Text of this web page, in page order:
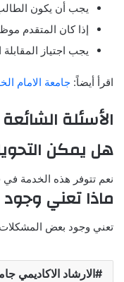
يجب أن يكون
إذا كان المتقدم
يجب اجتياز
اقرأ أيضاً: جامعة الامام
الأسئلة الشائعة
هل يمكن
نعم تتوفر هذه الخدمة في
ماذا تعني
تعني وجود بعض المشكلات
الارشاد الاكاديمي